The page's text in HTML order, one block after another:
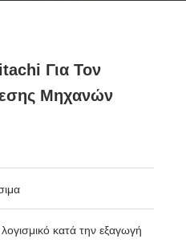
Για Τον
Μηχανών
κατά την εξαγωγή